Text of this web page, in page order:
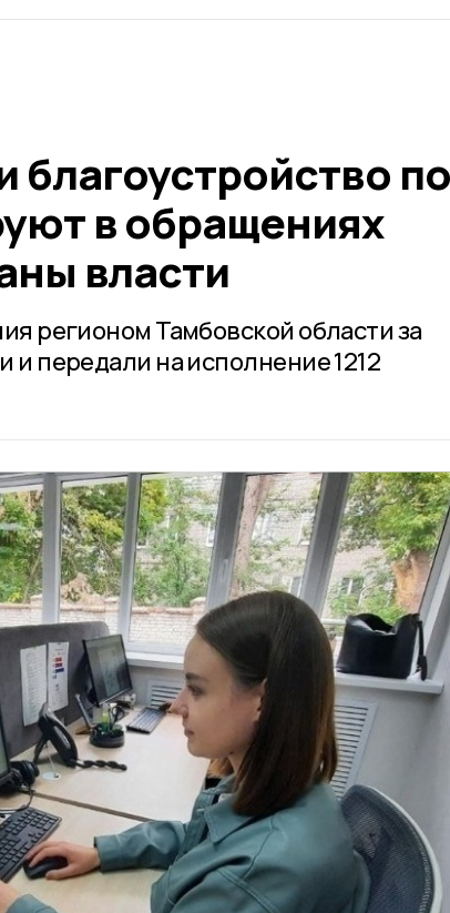
благоустройство
в обращениях
власти
регионом Тамбовской области за
передали на исполнение 1212